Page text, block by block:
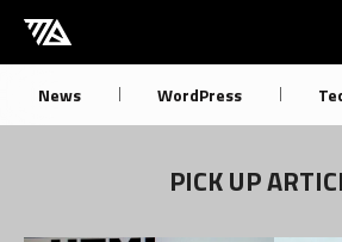
[M] mbdb [モバデビ]
News WordPress
PICK UP